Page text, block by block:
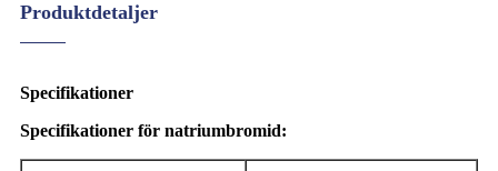
Produktdetaljer
Specifikationer
Specifikationer för natriumbromid: